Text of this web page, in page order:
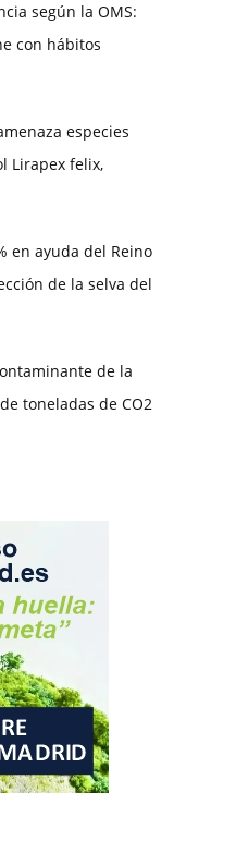
según la OMS:
con hábitos
especies
Lirapex felix,
en ayuda del Reino
de la selva del
de la
toneladas de CO2